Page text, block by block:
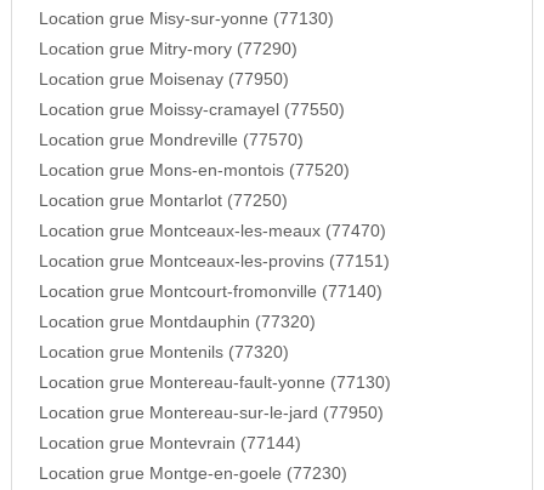
Location grue Misy-sur-yonne (77130)
Location grue Mitry-mory (77290)
Location grue Moisenay (77950)
Location grue Moissy-cramayel (77550)
Location grue Mondreville (77570)
Location grue Mons-en-montois (77520)
Location grue Montarlot (77250)
Location grue Montceaux-les-meaux (77470)
Location grue Montceaux-les-provins (77151)
Location grue Montcourt-fromonville (77140)
Location grue Montdauphin (77320)
Location grue Montenils (77320)
Location grue Montereau-fault-yonne (77130)
Location grue Montereau-sur-le-jard (77950)
Location grue Montevrain (77144)
Location grue Montge-en-goele (77230)